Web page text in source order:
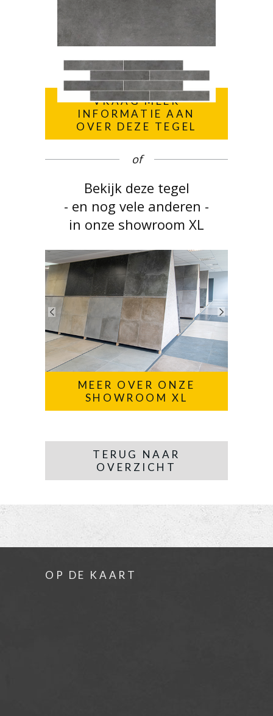
VRAAG MEER
INFORMATIE AAN
OVER DEZE TEGEL
of
Bekijk deze tegel
- en nog vele anderen -
in onze showroom XL
MEER OVER ONZE
SHOWROOM XL
TERUG NAAR
OVERZICHT
OP DE KAART